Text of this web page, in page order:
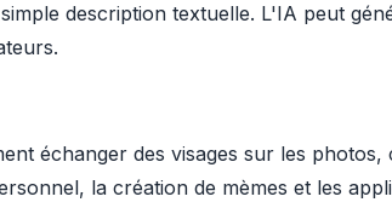
description textuelle. L'IA peut
échanger des visages sur les photos,
la création de mèmes et les